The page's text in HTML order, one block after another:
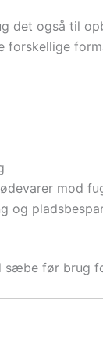
det også til
mod
og
sæbe før brug